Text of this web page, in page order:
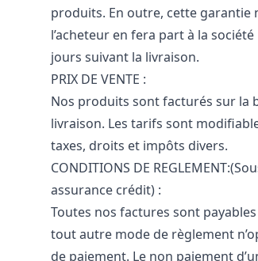
produits. En outre, cette garantie
l’acheteur en fera part à la
jours suivant la livraison.
PRIX DE VENTE :
Nos produits sont facturés sur la
livraison. Les tarifs sont
taxes, droits et impôts divers.
CONDITIONS DE
assurance crédit) :
Toutes nos factures sont payables
tout autre mode de règlement
de paiement. Le non paiement